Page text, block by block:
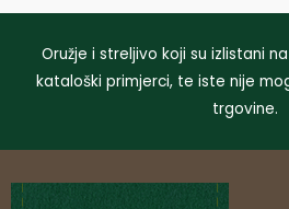
Oružje i streljivo koji su izlistani
kataloški primjerci, te iste nije
trgovine.